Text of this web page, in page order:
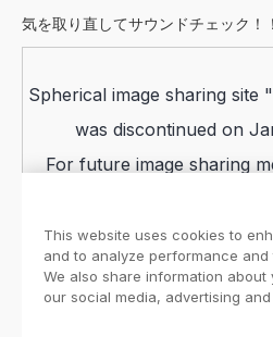
気を取り直してサウンドチェック！！